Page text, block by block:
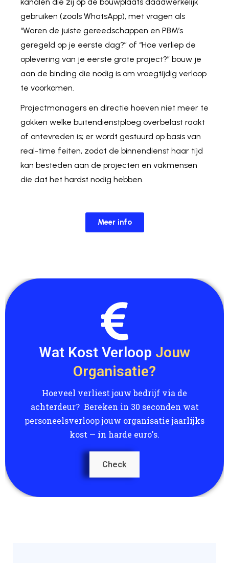
gebruiken (zoals WhatsApp), met vragen als
“Waren de juiste gereedschappen en PBM’s
geregeld op je eerste dag?” of “Hoe verliep de
oplevering van je eerste grote project?” bouw je
aan de binding die nodig is om vroegtijdig verloop
te voorkomen.
Projectmanagers en directie hoeven niet meer te
gokken welke buitendienstploeg overbelast raakt
of ontevreden is; er wordt gestuurd op basis van
real-time feiten, zodat de binnendienst haar tijd
kan besteden aan de projecten en vakmensen
die dat het hardst nodig hebben.
Meer info
Wat Kost Verloop Jouw
Organisatie?​
Hoeveel verliest jouw bedrijf via de
achterdeur? Bereken in 30 seconden wat
personeelsverloop jouw organisatie jaarlijks
kost — in harde euro's.
Check